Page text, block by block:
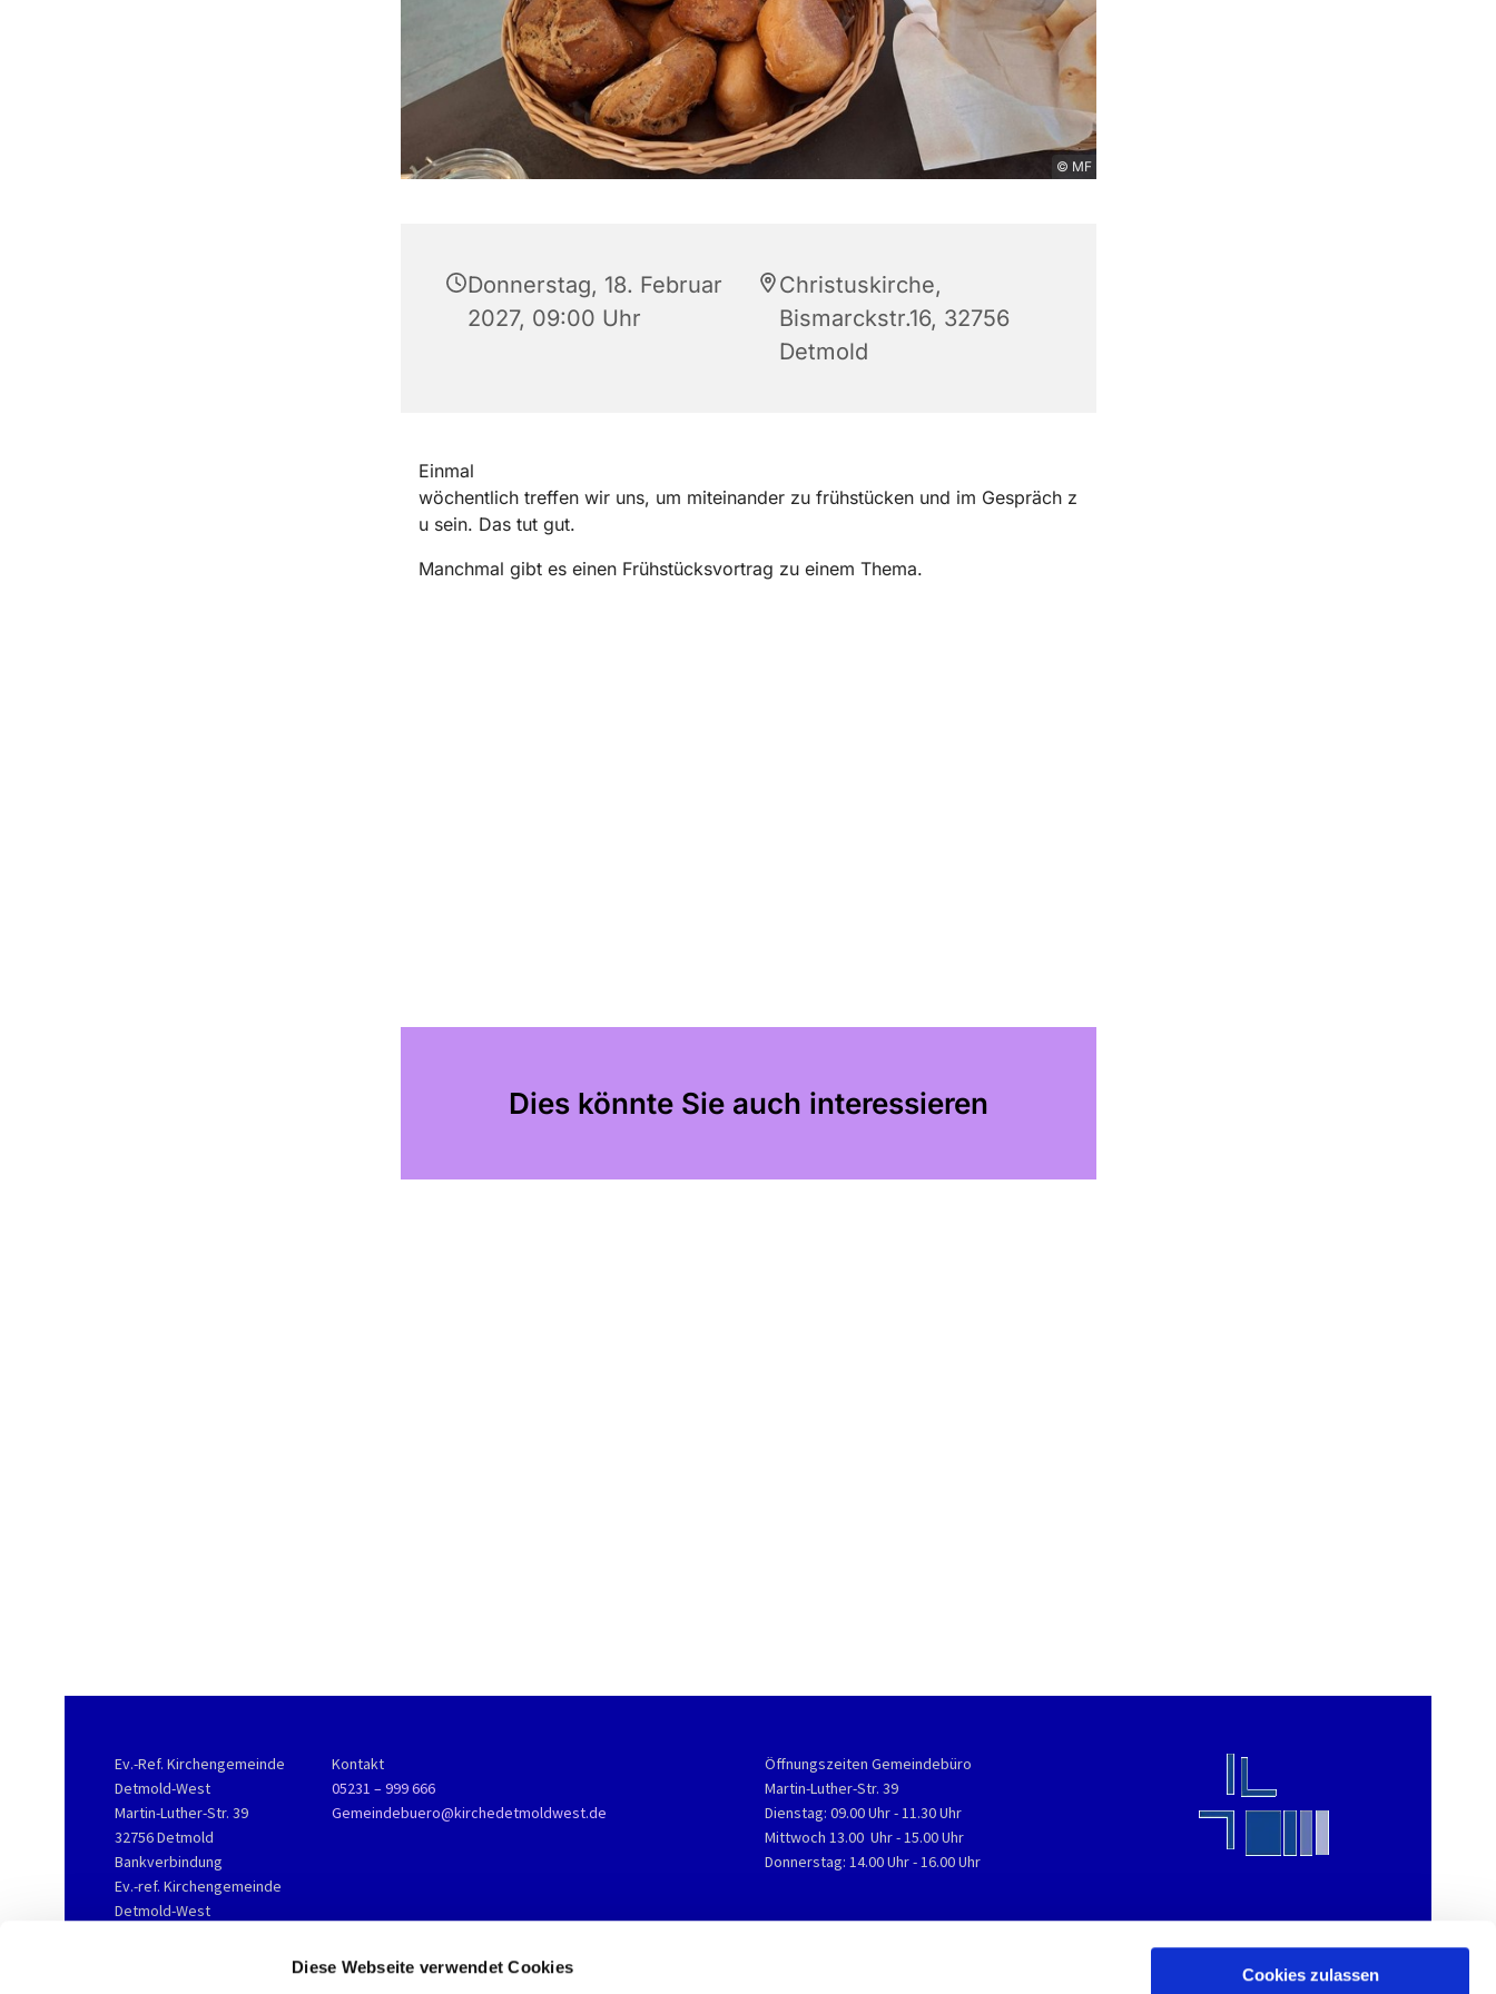
Diese Webseite verwendet Cookies
Cookies zulassen
© MF
Donnerstag, 18. Februar
2027, 09:00 Uhr
Christuskirche,
Bismarckstr.16, 32756
Detmold
Einmal
wöchentlich treffen wir uns, um miteinander zu frühstücken und im Gespräch z
u sein. Das tut gut.
Manchmal gibt es einen Frühstücksvortrag zu einem Thema.
Dies könnte Sie auch interessieren
Ev.-Ref. Kirchengemeinde
Detmold-West
Martin-Luther-Str. 39
32756 Detmold
Bankverbindung
Ev.-ref. Kirchengemeinde
Detmold-West
Kontakt
05231 – 999 666
Gemeindebuero@kirchedetmoldwest.de
Öffnungszeiten Gemeindebüro
Martin-Luther-Str. 39
Dienstag: 09.00 Uhr - 11.30 Uhr
Mittwoch 13.00 Uhr - 15.00 Uhr
Donnerstag: 14.00 Uhr - 16.00 Uhr